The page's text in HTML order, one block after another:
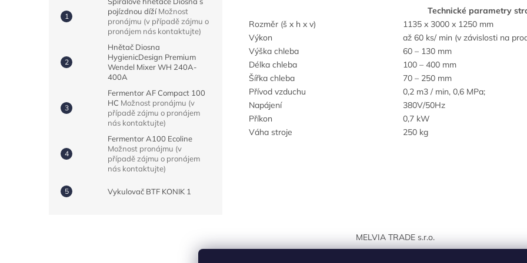
pojízdnou dížíMožnost
pronájmu (v případě zájmu o
pronájem nás kontaktujte)
Hnětač Diosna
HygienicDesign Premium
Wendel Mixer WH 240A-
400A
Fermentor AF Compact 100
HC Možnost pronájmu (v
případě zájmu o pronájem
nás kontaktujte)
Fermentor A100 Ecoline
Možnost pronájmu (v
případě zájmu o pronájem
nás kontaktujte)
Vykulovač BTF KONIK 1
Technické parametry
Rozměr (š x h x v)
1135 x 3000 x 1250 mm
Výkon
až 60 ks/ min (v závislosti na
Výška chleba
60 – 130 mm
Délka chleba
100 – 400 mm
Šířka chleba
70 – 250 mm
Přívod vzduchu
0,2 m3 / min, 0,6 MPa;
Napájení
380V/50Hz
Příkon
0,7 kW
Váha stroje
250 kg
MELVIA TRADE s.r.o.